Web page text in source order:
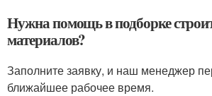
Нужна помощь в подборке
материалов?
Заполните заявку, и наш менеджер
ближайшее рабочее время.